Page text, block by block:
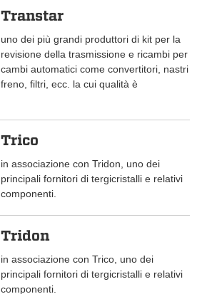
Transtar
uno dei più grandi produttori di kit per la
revisione della trasmissione e ricambi per
cambi automatici come convertitori, nastri
freno, filtri, ecc. la cui qualità è
Trico
in associazione con Tridon, uno dei
principali fornitori di tergicristalli e relativi
componenti.
Tridon
in associazione con Trico, uno dei
principali fornitori di tergicristalli e relativi
componenti.